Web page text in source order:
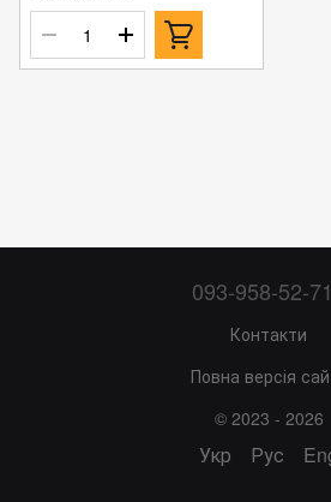
093-958-52-71
Контакти
Повна версія
© 2023 - 2026
Укр Рус